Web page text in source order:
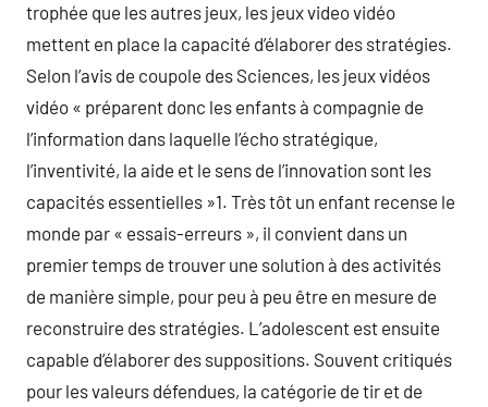
trophée que les autres jeux, les jeux video vidéo
mettent en place la capacité d’élaborer des stratégies.
Selon l’avis de coupole des Sciences, les jeux vidéos
vidéo « préparent donc les enfants à compagnie de
l’information dans laquelle l’écho stratégique,
l’inventivité, la aide et le sens de l’innovation sont les
capacités essentielles »1. Très tôt un enfant recense le
monde par « essais-erreurs », il convient dans un
premier temps de trouver une solution à des activités
de manière simple, pour peu à peu être en mesure de
reconstruire des stratégies. L’adolescent est ensuite
capable d’élaborer des suppositions. Souvent critiqués
pour les valeurs défendues, la catégorie de tir et de